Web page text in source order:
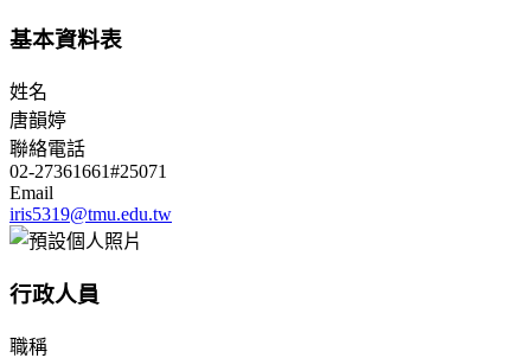
基本資料表
姓名
唐韻婷
聯絡電話
02-27361661#25071
Email
iris5319@tmu.edu.tw
行政人員
職稱